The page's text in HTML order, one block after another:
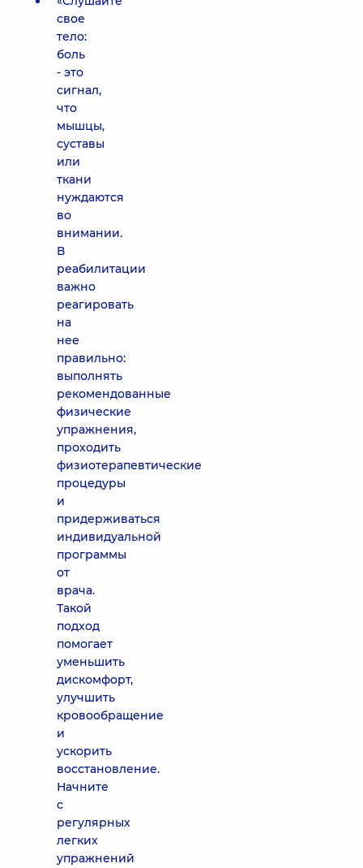
свое
тело:
боль
- это
сигнал,
что
мышцы,
суставы
или
ткани
нуждаются
во
внимании.
В
реабилитации
важно
реагировать
на
нее
правильно:
выполнять
рекомендованные
физические
упражнения,
проходить
физиотерапевтические
процедуры
и
придерживаться
индивидуальной
программы
от
врача.
Такой
подход
помогает
уменьшить
дискомфорт,
улучшить
кровообращение
и
ускорить
восстановление.
Начните
с
регулярных
легких
упражнений